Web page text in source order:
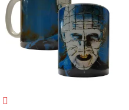
pueden
elegir
en
la
página
de
producto